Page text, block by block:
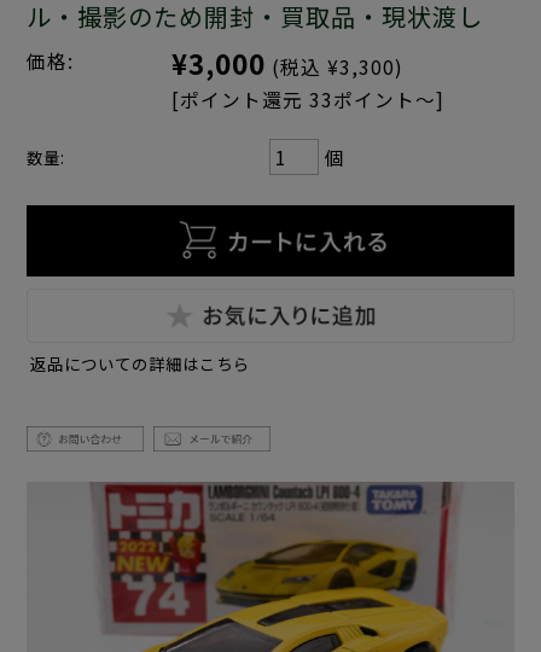
ル・撮影のため開封・買取品・現状渡し
価格: ¥3,000 (税込 ¥3,300)
[ポイント還元 33ポイント～]
数量: 個
返品についての詳細はこちら